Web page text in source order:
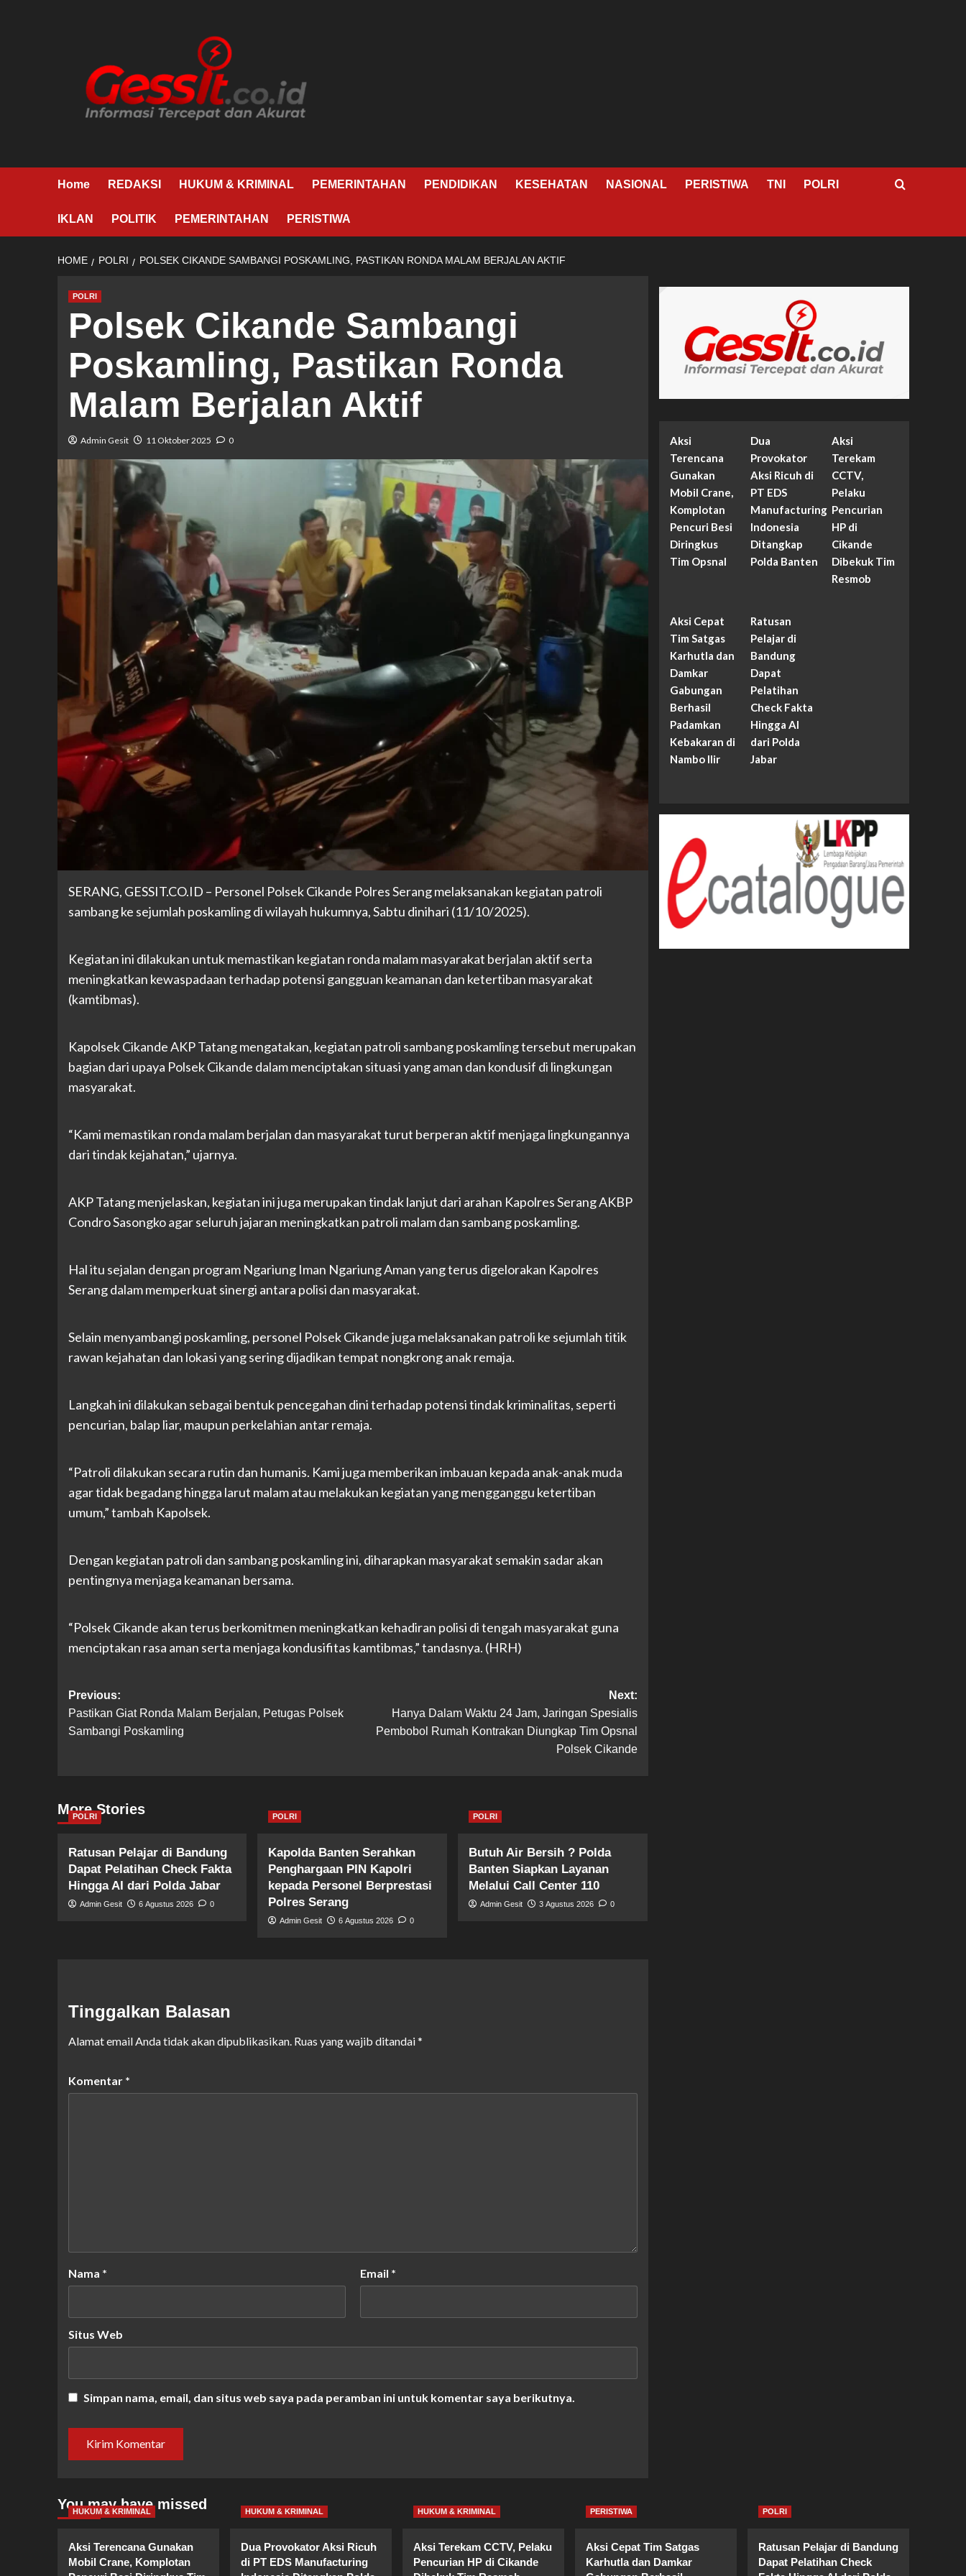
Home REDAKSI HUKUM & KRIMINAL PEMERINTAHAN PENDIDIKAN KESEHATAN NASIONAL PERISTIWA TNI POLRI
IKLAN POLITIK PEMERINTAHAN PERISTIWA
HOME POLRI POLSEK CIKANDE SAMBANGI POSKAMLING, PASTIKAN RONDA MALAM BERJALAN AKTIF
POLRI
Polsek Cikande Sambangi
Poskamling, Pastikan Ronda
Malam Berjalan Aktif
Admin Gesit 11 Oktober 2025 0
SERANG, GESSIT.CO.ID – Personel Polsek Cikande Polres Serang melaksanakan kegiatan patroli
sambang ke sejumlah poskamling di wilayah hukumnya, Sabtu dinihari (11/10/2025).
Kegiatan ini dilakukan untuk memastikan kegiatan ronda malam masyarakat berjalan aktif serta
meningkatkan kewaspadaan terhadap potensi gangguan keamanan dan ketertiban masyarakat
(kamtibmas).
Kapolsek Cikande AKP Tatang mengatakan, kegiatan patroli sambang poskamling tersebut merupakan
bagian dari upaya Polsek Cikande dalam menciptakan situasi yang aman dan kondusif di lingkungan
masyarakat.
“Kami memastikan ronda malam berjalan dan masyarakat turut berperan aktif menjaga lingkungannya
dari tindak kejahatan,” ujarnya.
AKP Tatang menjelaskan, kegiatan ini juga merupakan tindak lanjut dari arahan Kapolres Serang AKBP
Condro Sasongko agar seluruh jajaran meningkatkan patroli malam dan sambang poskamling.
Hal itu sejalan dengan program Ngariung Iman Ngariung Aman yang terus digelorakan Kapolres
Serang dalam memperkuat sinergi antara polisi dan masyarakat.
Selain menyambangi poskamling, personel Polsek Cikande juga melaksanakan patroli ke sejumlah titik
rawan kejahatan dan lokasi yang sering dijadikan tempat nongkrong anak remaja.
Langkah ini dilakukan sebagai bentuk pencegahan dini terhadap potensi tindak kriminalitas, seperti
pencurian, balap liar, maupun perkelahian antar remaja.
“Patroli dilakukan secara rutin dan humanis. Kami juga memberikan imbauan kepada anak-anak muda
agar tidak begadang hingga larut malam atau melakukan kegiatan yang mengganggu ketertiban
umum,” tambah Kapolsek.
Dengan kegiatan patroli dan sambang poskamling ini, diharapkan masyarakat semakin sadar akan
pentingnya menjaga keamanan bersama.
“Polsek Cikande akan terus berkomitmen meningkatkan kehadiran polisi di tengah masyarakat guna
menciptakan rasa aman serta menjaga kondusifitas kamtibmas,” tandasnya. (HRH)
Post
navigation
Previous:
Pastikan Giat Ronda Malam Berjalan, Petugas Polsek
Sambangi Poskamling
Next:
Hanya Dalam Waktu 24 Jam, Jaringan Spesialis
Pembobol Rumah Kontrakan Diungkap Tim Opsnal
Polsek Cikande
More Stories
POLRI
Ratusan Pelajar di Bandung
Dapat Pelatihan Check Fakta
Hingga AI dari Polda Jabar
Admin Gesit 6 Agustus 2026 0
POLRI
Kapolda Banten Serahkan
Penghargaan PIN Kapolri
kepada Personel Berprestasi
Polres Serang
Admin Gesit 6 Agustus 2026 0
POLRI
Butuh Air Bersih ? Polda
Banten Siapkan Layanan
Melalui Call Center 110
Admin Gesit 3 Agustus 2026 0
Tinggalkan Balasan
Alamat email Anda tidak akan dipublikasikan. Ruas yang wajib ditandai*
Komentar *
Nama * Email *
Situs Web
Simpan nama, email, dan situs web saya pada peramban ini untuk komentar saya berikutnya.
Aksi
Terencana
Gunakan
Mobil Crane,
Komplotan
Pencuri Besi
Diringkus
Tim Opsnal
Dua
Provokator
Aksi Ricuh di
PT EDS
Manufacturing
Indonesia
Ditangkap
Polda Banten
Aksi
Terekam
CCTV,
Pelaku
Pencurian
HP di
Cikande
Dibekuk Tim
Resmob
Aksi Cepat
Tim Satgas
Karhutla dan
Damkar
Gabungan
Berhasil
Padamkan
Kebakaran di
Nambo Ilir
Ratusan
Pelajar di
Bandung
Dapat
Pelatihan
Check Fakta
Hingga AI
dari Polda
Jabar
You may have missed
HUKUM & KRIMINAL
Aksi Terencana Gunakan
Mobil Crane, Komplotan
HUKUM & KRIMINAL
Dua Provokator Aksi Ricuh
di PT EDS Manufacturing
HUKUM & KRIMINAL
Aksi Terekam CCTV, Pelaku
Pencurian HP di Cikande
PERISTIWA
Aksi Cepat Tim Satgas
Karhutla dan Damkar
POLRI
Ratusan Pelajar di Bandung
Dapat Pelatihan Check